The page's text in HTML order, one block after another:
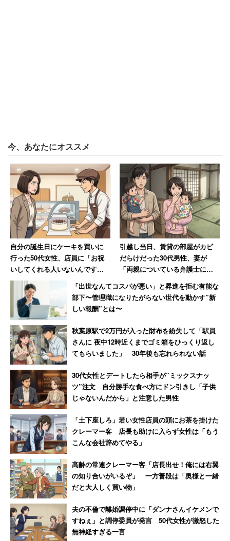
れた。また、男子は文法テストとワーキングメモリ容量の
間に有意な関連はなかったが、女子の場合、テストとワー
キングメモリ容量の間に正の相関が見られた。
また、文法的に正しい文（正文）の聞き取りの場合、習熟
度が上がるにつれ、男子は文法処理に関わる言語処理領域
の活動が増加。一方で女子は聴覚性言語領域の活動が増加
していた。文法的に正しくない文（非文）の場合は、男子
は脳全体の活動が低下する一方で、女子は正文と時と同様
に、音韻、意味、文全体の処理に関わる場所の活動が増加
した。
これらの研究成果は科学メディア、フロンティアーズ・イ
ン・ヒューマン・ニューロサイエンスのオンライン版で公
開されている。首都大学東京が3月9日に同大学ホームペー
ジに掲載したリリースでは、「この研究成果は今後、性差
を考慮した効果的な英語教授法や、脳科学研究の根拠に基
づく英語学習法の開発への道を開く可能性がある」として
いる。
今、あなたにオススメ
自分の誕生日にケーキを買いに
行った50代女性、店員に「お祝
いしてくれる人いないんです
か？」と言われて絶句
引越し当日、賃貸の部屋がカビ
だらけだった30代男性、妻が
「両親についている弁護士に相
「出世なんてコスパが悪い」と昇進を拒む有能な
部下〜管理職になりたがらない世代を動かす”新
しい報酬”とは〜
秋葉原駅で2万円が入った財布を紛失して「駅員
さんに 夜中12時近くまでゴミ箱をひっくり返し
てもらいました」 30年後も忘れられない話
30代女性とデートしたら相手が”ミックスナッ
ツ”注文 自分勝手な食べ方にドン引きし「子供
じゃないんだから」と注意した男性
「土下座しろ」若い女性店員の頭にお茶を掛けた
クレーマー客 店長も助けに入らず女性は「もう
こんな会社辞めてやる」
高齢の常連クレーマー客「店長出せ！俺には右翼
の知り合いがいるぞ」 一方普段は「奥様と一緒
だと大人しく買い物」
夫の不倫で離婚調停中に「ダンナさんイケメンで
すねぇ」と調停委員が発言 50代女性が激怒した
無神経すぎる一言